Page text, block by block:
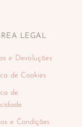
LEGAL
e Devoluções
de Cookies
de
e Condições